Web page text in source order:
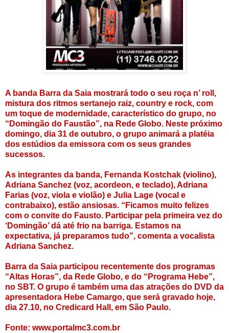
A banda Barra da Saia mostrará todo o seu roça n’ roll,
mistura dos ritmos sertanejo raiz, country e rock, com
um toque de modernidade, característico do grupo, no
“Domingão do Faustão”, na Rede Globo. Neste próximo
domingo, dia 31 de outubro, o grupo animará a platéia
dos estúdios da emissora com os seus grandes
sucessos.
As integrantes da banda, Fernanda Kostchak (violino),
Adriana Sanchez (voz, acordeon, e teclado), Adriana
Farias (voz, viola e violão) e Julia Lage (vocal e
contrabaixo), estão ansiosas. “Ficamos muito felizes
com o convite do Fausto. Participar pela primeira vez do
‘Domingão’ dá até frio na barriga. Estamos na
expectativa, já preparamos tudo”, comenta a vocalista
Adriana Sanchez.
Barra da Saia participou recentemente dos programas
“Altas Horas”, da Rede Globo, e do “Programa Hebe”,
no SBT. O grupo é também uma das atrações do DVD da
apresentadora Hebe Camargo, que será gravado hoje,
dia 27.10, no Credicard Hall, em São Paulo.
Fonte: www.portalmc3.com.br